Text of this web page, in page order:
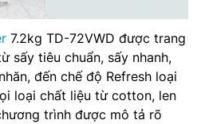
7.2kg TD-72VWD được trang
sấy tiêu chuẩn, sấy nhanh,
đến chế độ Refresh loại
loại chất liệu từ cotton, len
trình được mô tả rõ